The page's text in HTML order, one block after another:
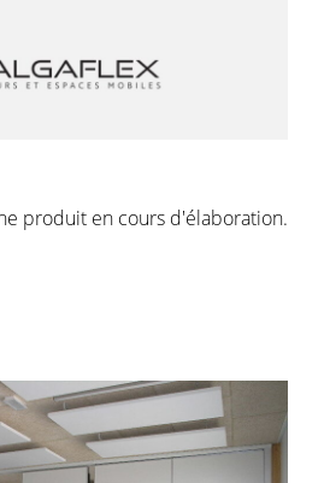
produit en cours d'élaboration.